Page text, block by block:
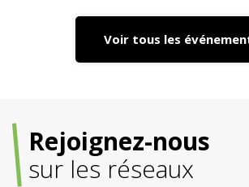
Voir tous les
Rejoignez-nous
sur les réseaux